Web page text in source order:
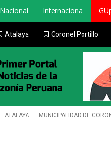
Nacional Internacional
Atalaya Coronel Portillo
ATALAYA MUNICIPALIDAD DE